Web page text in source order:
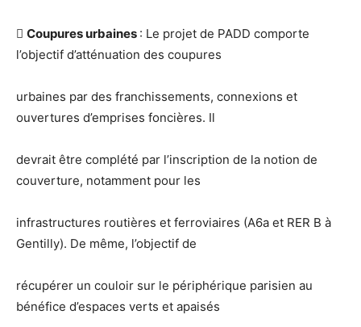
 Coupures urbaines : Le projet de PADD comporte
l’objectif d’atténuation des coupures
urbaines par des franchissements, connexions et
ouvertures d’emprises foncières. Il
devrait être complété par l’inscription de la notion de
couverture, notamment pour les
infrastructures routières et ferroviaires (A6a et RER B à
Gentilly). De même, l’objectif de
récupérer un couloir sur le périphérique parisien au
bénéfice d’espaces verts et apaisés